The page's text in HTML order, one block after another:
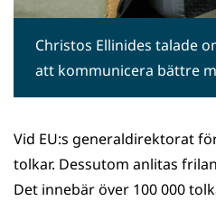
Christos Ellinides talade
att kommunicera bättre
Vid EU:s generaldirektorat
tolkar. Dessutom anlitas
Det innebär över 100 000